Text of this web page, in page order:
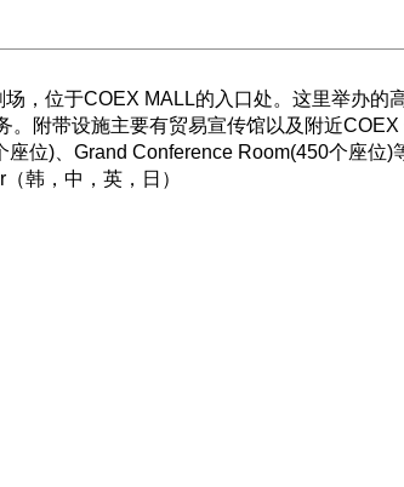
位于COEX MALL的入口处。这里举办的
附带设施主要有贸易宣传馆以及附近
位)、Grand Conference Room(450个座位)
（韩，中，英，日）